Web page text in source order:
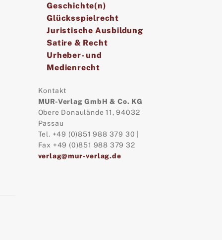
Geschichte(n)
Glücksspielrecht
Juristische Ausbildung
Satire & Recht
Urheber- und
Medienrecht
Kontakt
MUR-Verlag GmbH & Co. KG
Obere Donaulände 11, 94032
Passau
Tel. +49 (0)851 988 379 30 |
Fax +49 (0)851 988 379 32
verlag@mur-verlag.de